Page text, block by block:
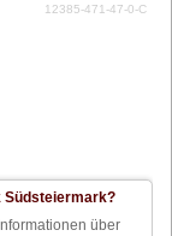
12385-471-47-0-C
Südsteiermark?
über